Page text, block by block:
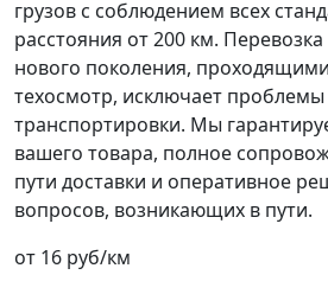
грузов с соблюдением всех
расстояния от 200 км.
нового поколения,
техосмотр, исключает проблемы
транспортировки. Мы
вашего товара, полное
пути доставки и оперативное
вопросов, возникающих в пути.
от 16 руб/км